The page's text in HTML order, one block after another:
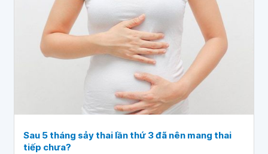
lại hay không ạ? Mong bác sĩ tư vấn và giải đáp. Em xin
chân thành cảm ơn!
Sau 5 tháng sảy thai lần thứ 3 đã nên mang thai
tiếp chưa?